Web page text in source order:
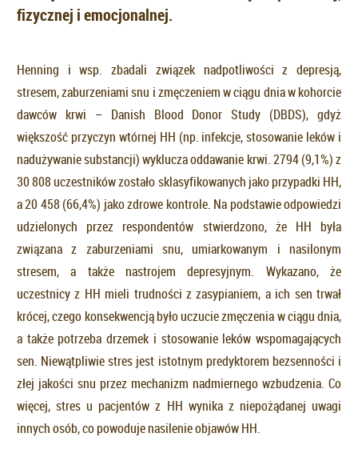
fizycznej i emocjonalnej.
Henning i wsp. zbadali związek nadpotliwości z depresją,
stresem, zaburzeniami snu i zmęczeniem w ciągu dnia w kohorcie
dawców krwi – Danish Blood Donor Study (DBDS), gdyż
większość przyczyn wtórnej HH (np. infekcje, stosowanie leków i
nadużywanie substancji) wyklucza oddawanie krwi. 2794 (9,1%) z
30 808 uczestników zostało sklasyfikowanych jako przypadki HH,
a 20 458 (66,4%) jako zdrowe kontrole. Na podstawie odpowiedzi
udzielonych przez respondentów stwierdzono, że HH była
związana z zaburzeniami snu, umiarkowanym i nasilonym
stresem, a także nastrojem depresyjnym. Wykazano, że
uczestnicy z HH mieli trudności z zasypianiem, a ich sen trwał
krócej, czego konsekwencją było uczucie zmęczenia w ciągu dnia,
a także potrzeba drzemek i stosowanie leków wspomagających
sen. Niewątpliwie stres jest istotnym predyktorem bezsenności i
złej jakości snu przez mechanizm nadmiernego wzbudzenia. Co
więcej, stres u pacjentów z HH wynika z niepożądanej uwagi
innych osób, co powoduje nasilenie objawów HH.